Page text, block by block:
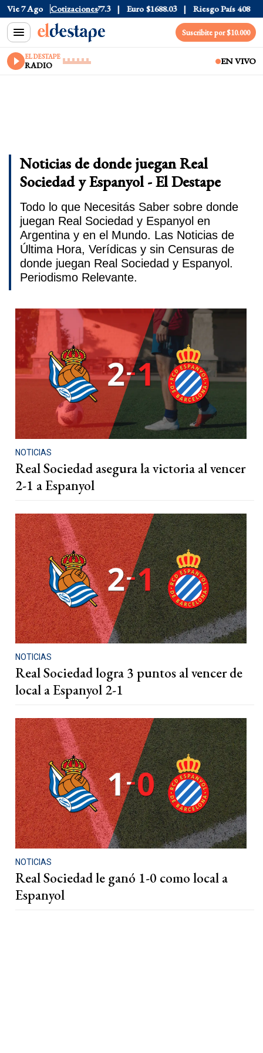
Vie 7 Ago Cotizaciones
Dólar CCL $1577.3 Euro $1688.03 Riesgo País 408
Suscribite por $10.000
EL DESTAPE
RADIO EN VIVO
Noticias de donde juegan Real
Sociedad y Espanyol - El Destape
Todo lo que Necesitás Saber sobre donde
juegan Real Sociedad y Espanyol en
Argentina y en el Mundo. Las Noticias de
Última Hora, Verídicas y sin Censuras de
donde juegan Real Sociedad y Espanyol.
Periodismo Relevante.
NOTICIAS
Real Sociedad asegura la victoria al vencer
2-1 a Espanyol
NOTICIAS
Real Sociedad logra 3 puntos al vencer de
local a Espanyol 2-1
NOTICIAS
Real Sociedad le ganó 1-0 como local a
Espanyol